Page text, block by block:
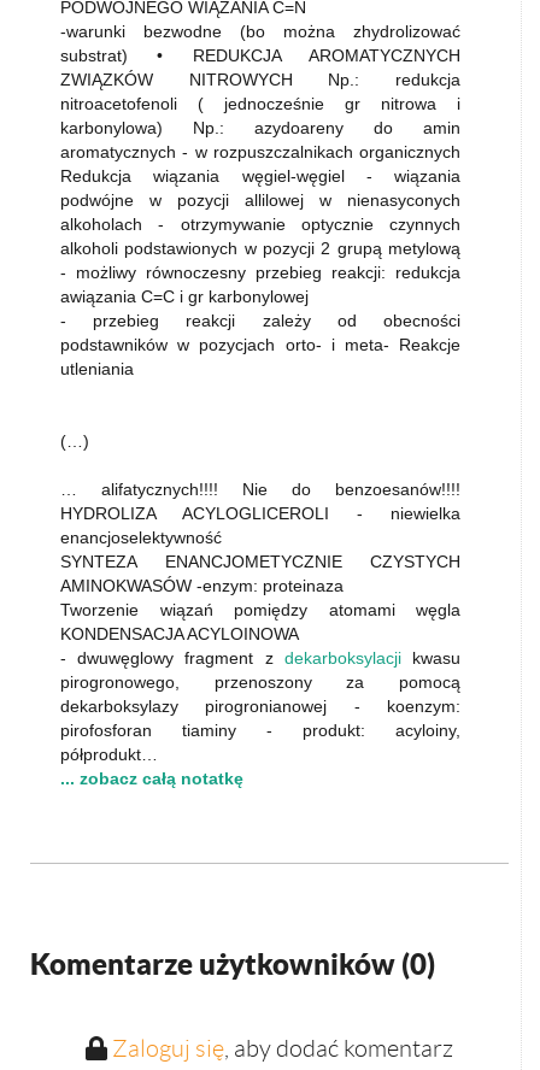
PODWÓJNEGO WIĄZANIA C=N
-warunki bezwodne (bo można zhydrolizować
substrat) • REDUKCJA AROMATYCZNYCH
ZWIĄZKÓW NITROWYCH Np.: redukcja
nitroacetofenoli ( jednocześnie gr nitrowa i
karbonylowa) Np.: azydoareny do amin
aromatycznych - w rozpuszczalnikach organicznych
Redukcja wiązania węgiel-węgiel - wiązania
podwójne w pozycji allilowej w nienasyconych
alkoholach - otrzymywanie optycznie czynnych
alkoholi podstawionych w pozycji 2 grupą metylową
- możliwy równoczesny przebieg reakcji: redukcja
awiązania C=C i gr karbonylowej
- przebieg reakcji zależy od obecności
podstawników w pozycjach orto- i meta- Reakcje
utleniania
(…)
… alifatycznych!!!! Nie do benzoesanów!!!!
HYDROLIZA ACYLOGLICEROLI - niewielka
enancjoselektywność
SYNTEZA ENANCJOMETYCZNIE CZYSTYCH
AMINOKWASÓW -enzym: proteinaza
Tworzenie wiązań pomiędzy atomami węgla
KONDENSACJA ACYLOINOWA
- dwuwęglowy fragment z dekarboksylacjikwasu
pirogronowego, przenoszony za pomocą
dekarboksylazy pirogronianowej - koenzym:
pirofosforan tiaminy - produkt: acyloiny,
półprodukt…
... zobacz całą notatkę
Komentarze użytkowników (0)
Zaloguj się, aby dodać komentarz